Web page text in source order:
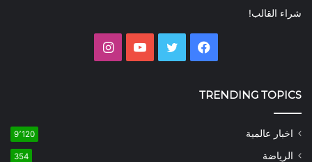
شراء القالب!
فيسبوك تويتر يوتيوب
TRENDING TOPICS
اخبار عالمية 9٬120
الرياضة 354